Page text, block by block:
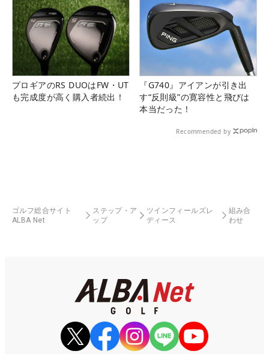
プロギアのRS DUOはFW・UT
も完成度が高く購入者続出！
『G740』アイアンが引き出
す“反則級”の寛容性と飛びは
本当だった！
Recommended by
ゴルフ総合サイト
ALBA Net
ステップ・ア
ップ
ツインフィールズレ
ディース
組み合
わせ